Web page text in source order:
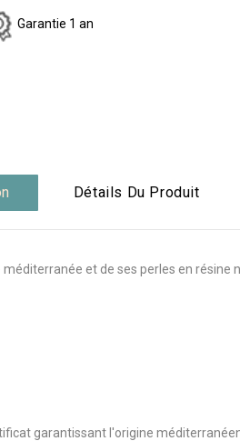
Garantie 1 an
Détails Du Produit
et de ses perles en résine
garantissant l'origine